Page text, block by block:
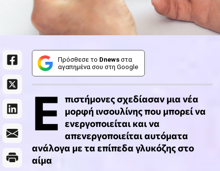
Πρόσθεσε το Dnews στα
αγαπημένα σου στη Google
Ε πιστήμονες σχεδίασαν μια νέα
μορφή ινσουλίνης που μπορεί να
ενεργοποιείται και να
απενεργοποιείται αυτόματα
ανάλογα με τα επίπεδα γλυκόζης στο
αίμα